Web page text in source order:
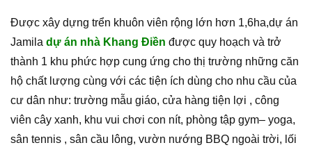
Được xây dựng trển khuôn viên rộng lớn hơn 1,6ha,dự án
Jamila dự án nhà Khang Điền được quy hoạch và trở
thành 1 khu phức hợp cung ứng cho thị trường những căn
hộ chất lượng cùng với các tiện ích dùng cho nhu cầu của
cư dân như: trường mẫu giáo, cửa hàng tiện lợi , công
viên cây xanh, khu vui chơi con nít, phòng tập gym– yoga,
sân tennis , sân cầu lông, vườn nướng BBQ ngoài trời, lối